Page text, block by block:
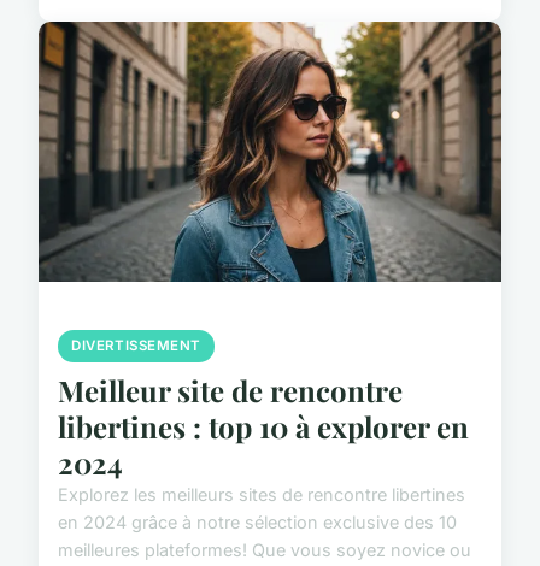
DIVERTISSEMENT
Meilleur site de rencontre
libertines : top 10 à explorer en
2024
Explorez les meilleurs sites de rencontre libertines
en 2024 grâce à notre sélection exclusive des 10
meilleures plateformes! Que vous soyez novice ou